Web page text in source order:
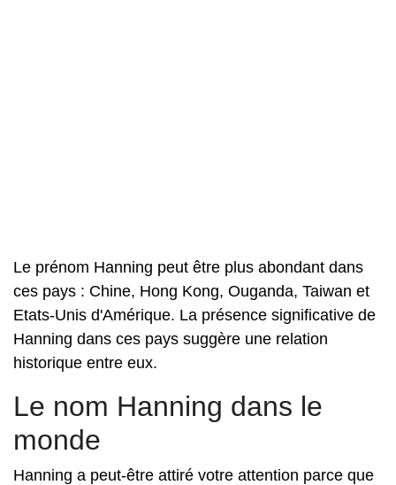
Le prénom Hanning peut être plus abondant dans
ces pays : Chine, Hong Kong, Ouganda, Taiwan et
Etats-Unis d'Amérique. La présence significative de
Hanning dans ces pays suggère une relation
historique entre eux.
Le nom Hanning dans le
monde
Hanning a peut-être attiré votre attention parce que